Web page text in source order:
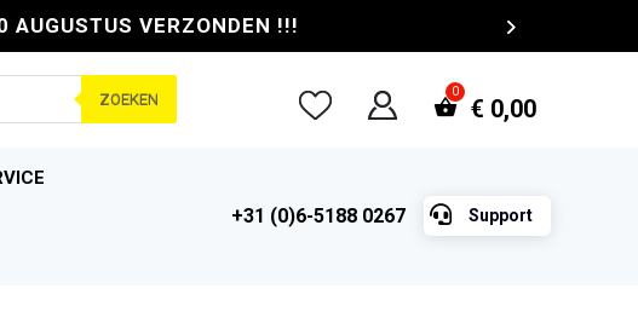
AUGUSTUS VERZONDEN !!!
ZOEKEN € 0,00
+31 (0)6-5188 0267  Support